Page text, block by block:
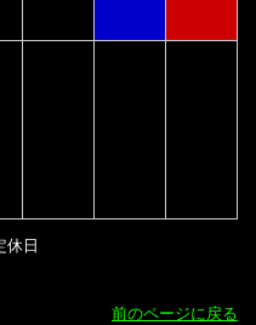
休日
前のページに戻る